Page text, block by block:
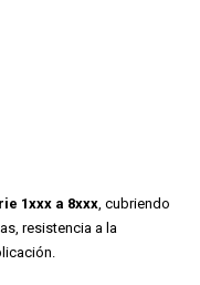
1xxx a 8xxx , cubriendo
resistencia a la